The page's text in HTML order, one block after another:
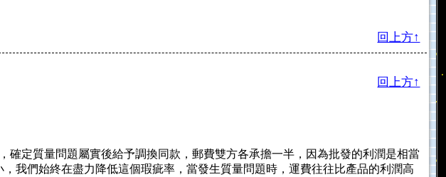
回上方↑
回上方↑
確定質量問題屬實後給予調換同款，郵費雙方各承擔一半，因為批發的利潤是相當
我們始終在盡力降低這個瑕疵率，當發生質量問題時，運費往往比產品的利潤高